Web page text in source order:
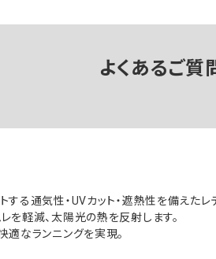
よくあるご質
る通気性・UVカット・遮熱性を備えたレ
を軽減、太陽光の熱を反射します。
適なランニングを実現。